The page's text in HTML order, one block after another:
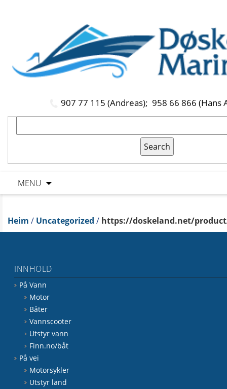
907 77 115 (Andreas); 958 66 866 (Hans
MENU
Heim / Uncategorized / https://doskeland.net/
INNHOLD
På Vann
Motor
Båter
Vannscooter
Utstyr vann
Finn.no/båt
På vei
Motorsykler
Utstyr land